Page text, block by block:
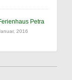
Petra
2016